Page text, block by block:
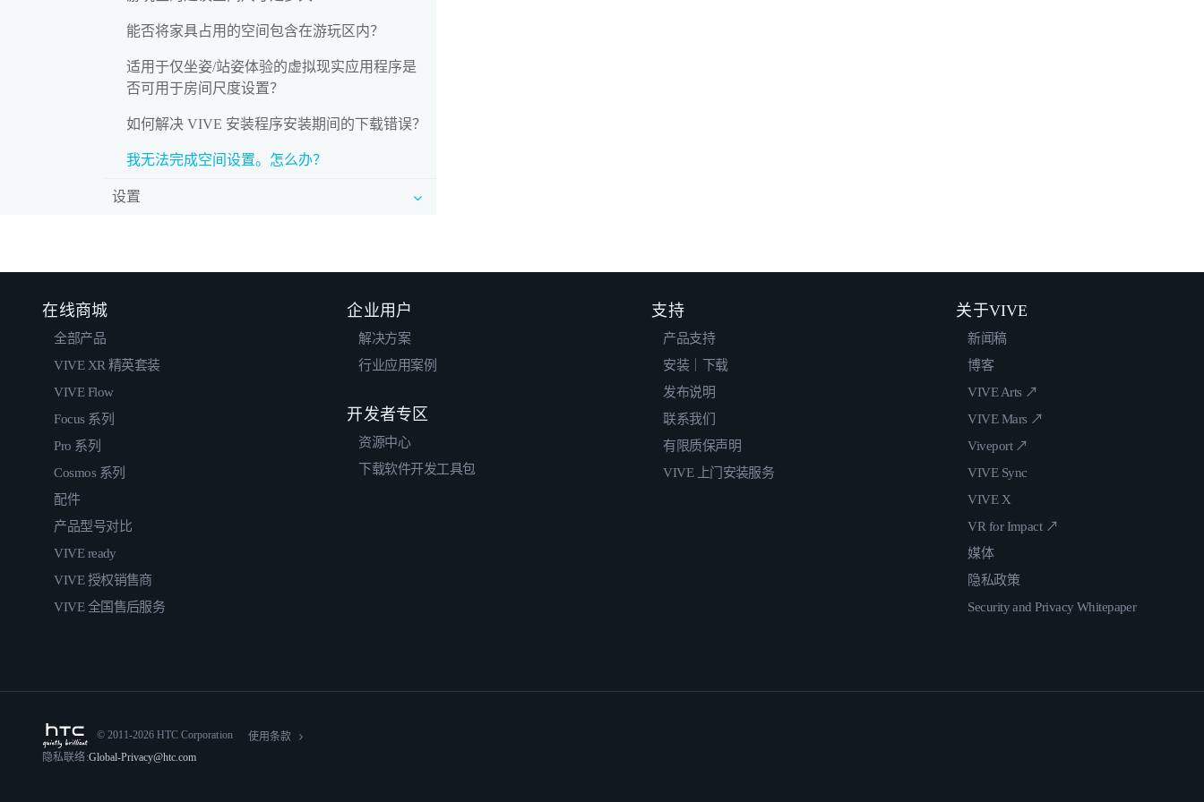
能否将家具占用的空间包含在游玩区内？
适用于仅坐姿/站姿体验的虚拟现实应用程序是
否可用于房间尺度设置？
如何解决 VIVE 安装程序安装期间的下载错误？
我无法完成空间设置。怎么办？
设置
在线商城
全部产品
VIVE XR 精英套装
VIVE Flow
Focus 系列
Pro 系列
Cosmos 系列
配件
产品型号对比
VIVE ready
VIVE 授权销售商
VIVE 全国售后服务
企业用户
解决方案
行业应用案例
开发者专区
资源中心
下载软件开发工具包
支持
产品支持
安装｜下载
发布说明
联系我们
有限质保声明
VIVE 上门安装服务
关于VIVE
新闻稿
博客
VIVE Arts ↗
VIVE Mars ↗
Viveport ↗
VIVE Sync
VIVE X
VR for Impact ↗
媒体
隐私政策
Security and Privacy Whitepaper
© 2011-2026 HTC Corporation
使用条款
隐私联络:Global-Privacy@htc.com